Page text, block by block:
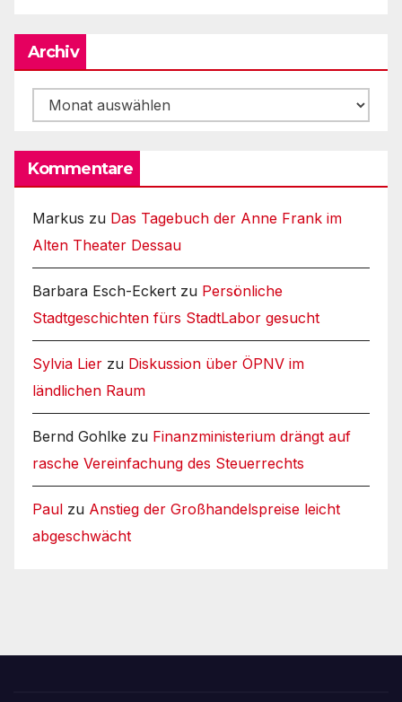
Archiv
Archiv
Kommentare
Markus zu Das Tagebuch der Anne Frank im
Alten Theater Dessau
Barbara Esch-Eckert zu Persönliche
Stadtgeschichten fürs StadtLabor gesucht
Sylvia Lier zu Diskussion über ÖPNV im
ländlichen Raum
Bernd Gohlke zu Finanzministerium drängt auf
rasche Vereinfachung des Steuerrechts
Paul zu Anstieg der Großhandelspreise leicht
abgeschwächt